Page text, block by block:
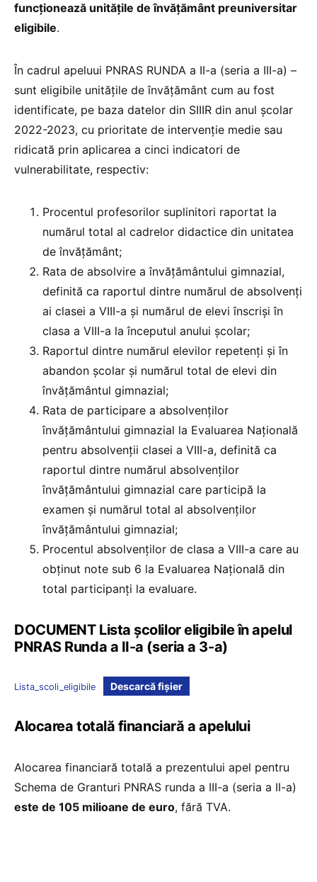
funcționează unitățile de învățământ preuniversitar
eligibile.
În cadrul apeluui PNRAS RUNDA a II-a (seria a III-a) –
sunt eligibile unitățile de învățământ cum au fost
identificate, pe baza datelor din SIIIR din anul școlar
2022-2023, cu prioritate de intervenție medie sau
ridicată prin aplicarea a cinci indicatori de
vulnerabilitate, respectiv:
Procentul profesorilor suplinitori raportat la
numărul total al cadrelor didactice din unitatea
de învățământ;
Rata de absolvire a învățământului gimnazial,
definită ca raportul dintre numărul de absolvenți
ai clasei a VIII-a și numărul de elevi înscriși în
clasa a VIII-a la începutul anului școlar;
Raportul dintre numărul elevilor repetenți și în
abandon școlar și numărul total de elevi din
învățământul gimnazial;
Rata de participare a absolvenților
învățământului gimnazial la Evaluarea Națională
pentru absolvenții clasei a VIII-a, definită ca
raportul dintre numărul absolvenților
învățământului gimnazial care participă la
examen și numărul total al absolvenților
învățământului gimnazial;
Procentul absolvenților de clasa a VIII-a care au
obținut note sub 6 la Evaluarea Națională din
total participanți la evaluare.
DOCUMENT Lista școlilor eligibile în apelul
PNRAS Runda a II-a (seria a 3-a)
Lista_scoli_eligibile Descarcă fișier
Alocarea totală financiară a apelului
Alocarea financiară totală a prezentului apel pentru
Schema de Granturi PNRAS runda a III-a (seria a II-a)
este de 105 milioane de euro, fără TVA.